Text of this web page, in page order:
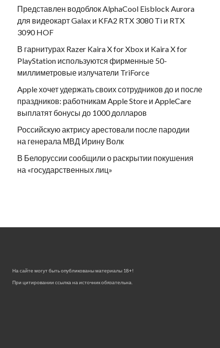
Представлен водоблок AlphaCool Eisblock Aurora
для видеокарт Galax и KFA2 RTX 3080 Ti и RTX
3090 HOF
В гарнитурах Razer Kaira X for Xbox и Kaira X for
PlayStation используются фирменные 50-
миллиметровые излучатели TriForce
Apple хочет удержать своих сотрудников до и после
праздников: работникам Apple Store и AppleCare
выплатят бонусы до 1000 долларов
Российскую актрису арестовали после пародии
на генерала МВД Ирину Волк
В Белоруссии сообщили о раскрытии покушения
на «государственных лиц»
На сайте могут быть опубликованы материалы 18+!
При цитировании ссылка на источник обязательна.